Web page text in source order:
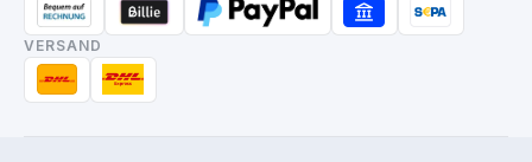
VERSAND